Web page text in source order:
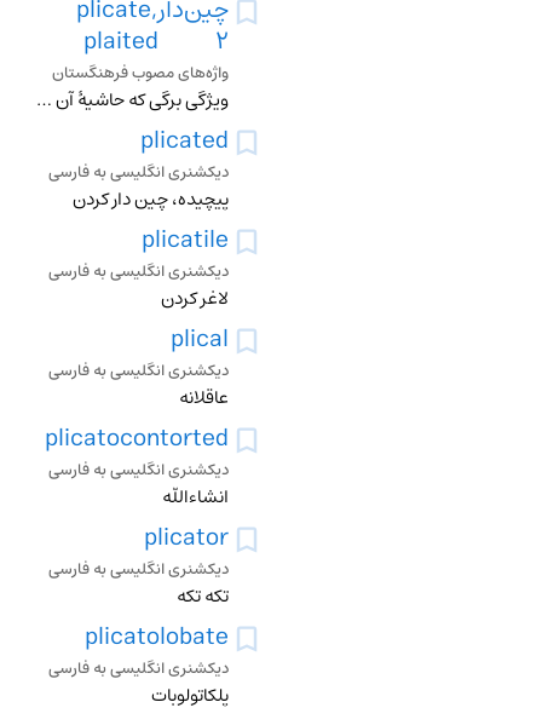
چین‌دار
2
plicate,
plaited
واژه‌های مصوب فرهنگستان
ویژگی برگی که حاشیۀ آن مانند بادبزن تا خورده باشد
plicated
دیکشنری انگلیسی به فارسی
پیچیده، چین دار کردن
plicatile
دیکشنری انگلیسی به فارسی
لاغر کردن
plical
دیکشنری انگلیسی به فارسی
عاقلانه
plicatocontorted
دیکشنری انگلیسی به فارسی
انشاءالله
plicator
دیکشنری انگلیسی به فارسی
تکه تکه
plicatolobate
دیکشنری انگلیسی به فارسی
پلکاتولوبات